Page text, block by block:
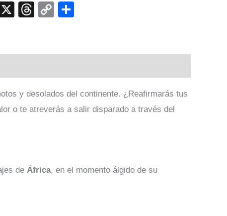
Telegram
X Threads
Copy
y desolados del continente. ¿Reafirmarás tus
o te atreverás a salir disparado a través del
de África, en el momento álgido de su